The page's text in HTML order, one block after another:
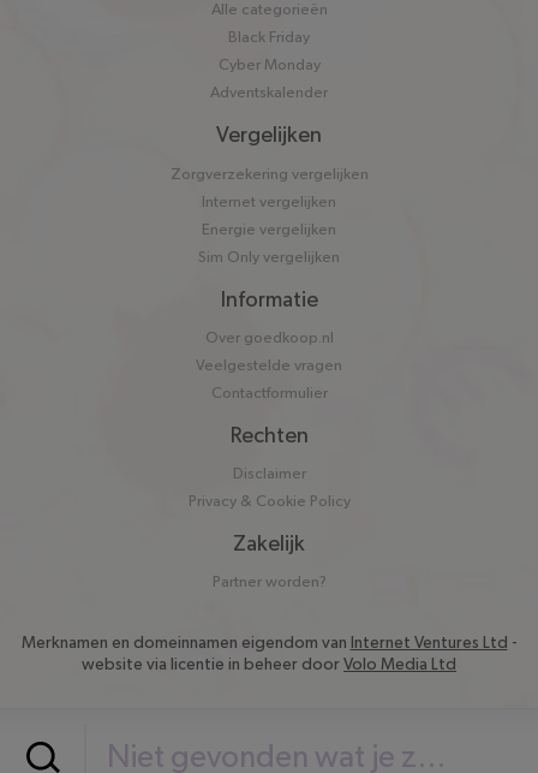
Alle categorieën
Black Friday
Cyber Monday
Adventskalender
Vergelijken
Zorgverzekering vergelijken
Internet vergelijken
Energie vergelijken
Sim Only vergelijken
Informatie
Over goedkoop.nl
Veelgestelde vragen
Contactformulier
Rechten
Disclaimer
Privacy & Cookie Policy
Zakelijk
Partner worden?
Merknamen en domeinnamen eigendom van Internet Ventures Ltd -
website via licentie in beheer door Volo Media Ltd